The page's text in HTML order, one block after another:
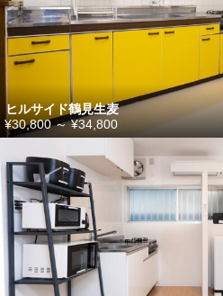
ヒルサイド鶴見生麦
¥30,800～¥34,800